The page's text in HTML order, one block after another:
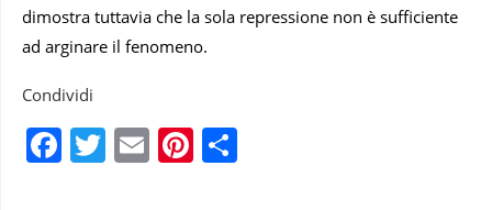
dimostra tuttavia che la sola repressione non è sufficiente
ad arginare il fenomeno.
Condividi
Facebook
Twitter
EmailPinterest